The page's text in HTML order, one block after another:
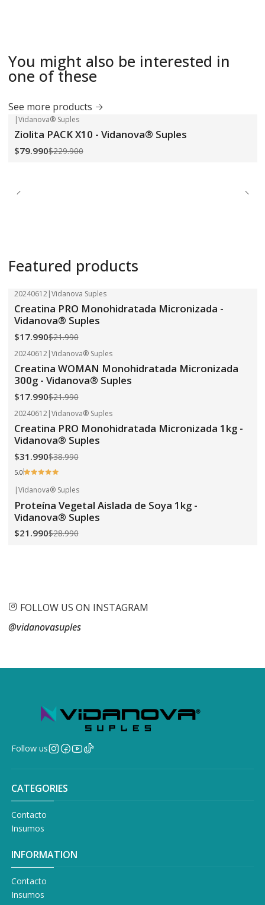
You might also be interested in
one of these
See more products
-65%
OFF
|Vidanova® Suples
Ziolita PACK X10 - Vidanova® Suples
$79.990$229.900
Featured products
-18% OFF
20240612|Vidanova Suples
Creatina PRO Monohidratada Micronizada -
Vidanova® Suples
$17.990$21.990
-18% OFF
20240612|Vidanova® Suples
Creatina WOMAN Monohidratada Micronizada
300g - Vidanova® Suples
$17.990$21.990
-18% OFF
20240612|Vidanova® Suples
Creatina PRO Monohidratada Micronizada 1kg -
Vidanova® Suples
$31.990$38.990
5.0
-24% OFF
|Vidanova® Suples
Proteína Vegetal Aislada de Soya 1kg -
Vidanova® Suples
$21.990$28.990
FOLLOW US ON INSTAGRAM
@vidanovasuples
Follow us
CATEGORIES
Contacto
Insumos
INFORMATION
Contacto
Insumos